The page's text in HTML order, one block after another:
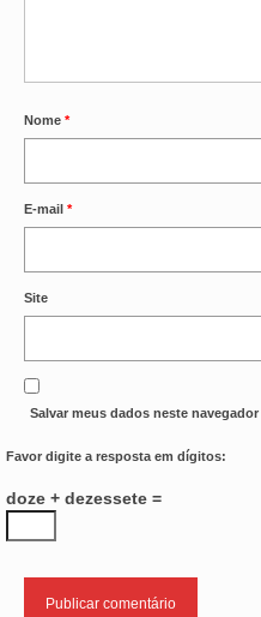
Nome *
E-mail *
Site
Salvar meus dados neste
Favor digite a resposta em dígitos:
doze + dezessete =